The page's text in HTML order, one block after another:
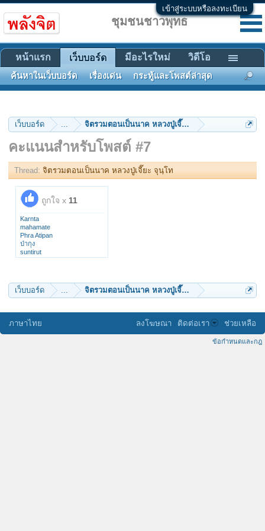
เข้าสู่ระบบหรือลงทะเบียน
เว็บบอร์ด ... จิตรวมตอนเป็นนาค หลวงปู่เจี๊ยะ จุนฺโท
คะแนนสำหรับโพสต์ #7
Thread: จิตรวมตอนเป็นนาค หลวงปู่เจี๊ยะ จุนฺโท
ถูกใจ x 11
Karnta
mahamate
Phra Atipan
ป่ากุง
suntirut
weerayutsing
wiraj
pawang
เว็บบอร์ด ... จิตรวมตอนเป็นนาค หลวงปู่เจี๊ยะ จุนฺโท
ชุมชนชาวพุทธ
หน้าแรก เว็บบอร์ด
ค้นหาในเว็บบอร์ด เรื่องเด่น กระทู้และโพสต์ล่าสุด
มีอะไรใหม่ วิดีโอ
ภาษาไทย ลงโฆษณา ติดต่อเรา ช่วยเหลือ
ข้อกำหนดและกฎ